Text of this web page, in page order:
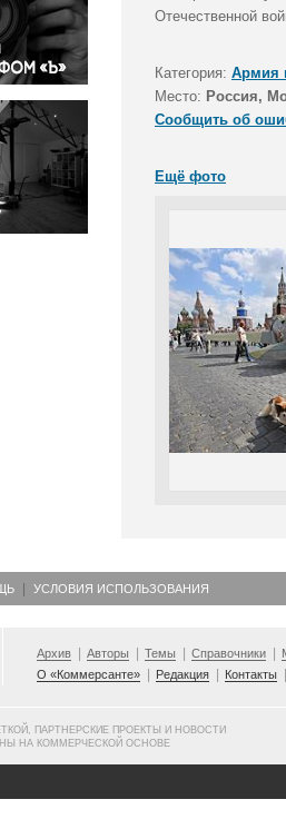
Отечественной
Категория: Армия
Место: Россия,
Сообщить об
Ещё фото
УСЛОВИЯ ИСПОЛЬЗОВАНИЯ
Архив Авторы Темы Справочники
О «Коммерсанте»
Редакция Контакты
ПАРТНЕРСКИЕ ПРОЕКТЫ И НОВОСТИ
НА КОММЕРЧЕСКОЙ ОСНОВЕ